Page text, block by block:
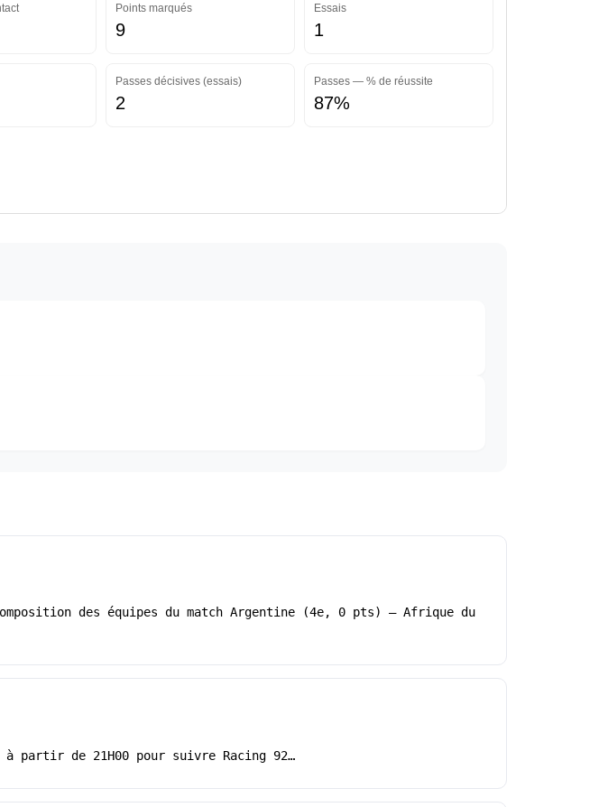
Points marqués
9
Essais
1
Passes décisives (essais)
2
Passes — % de réussite
87%
des équipes du match Argentine (4e, 0 pts) – Afrique du
partir de 21H00 pour suivre Racing 92…